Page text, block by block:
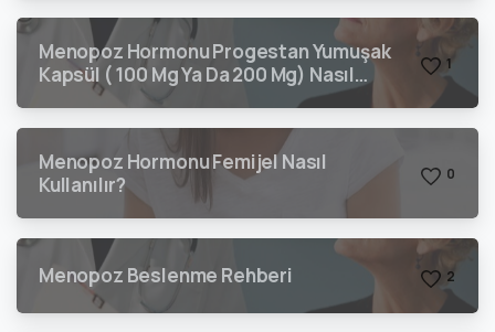
Menopoz Hormonu Progestan Yumuşak
Kapsül ( 100 Mg Ya Da 200 Mg) Nasıl
Kullanılır?
1
Menopoz Hormonu Femijel Nasıl
Kullanılır?
0
Menopoz Beslenme Rehberi 2